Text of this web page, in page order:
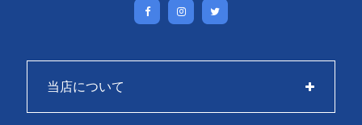
当店について